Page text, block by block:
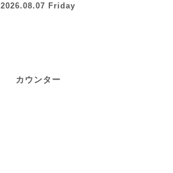
2026.08.07 Friday
カウンター